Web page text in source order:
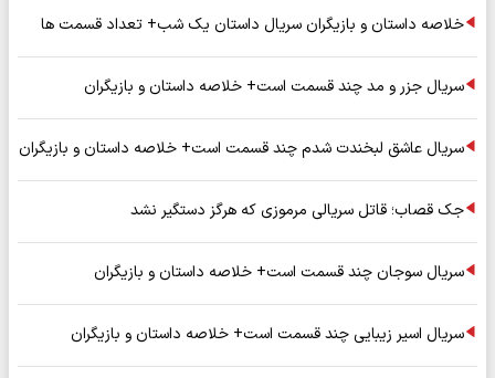
خلاصه داستان و بازیگران سریال داستان یک شب+ تعداد قسمت ها
سریال جزر و مد چند قسمت است+ خلاصه داستان و بازیگران
سریال عاشق لبخندت شدم چند قسمت است+ خلاصه داستان و بازیگران
جک قصاب؛ قاتل سریالی مرموزی که هرگز دستگیر نشد
سریال سوجان چند قسمت است+ خلاصه داستان و بازیگران
سریال اسیر زیبایی چند قسمت است+ خلاصه داستان و بازیگران